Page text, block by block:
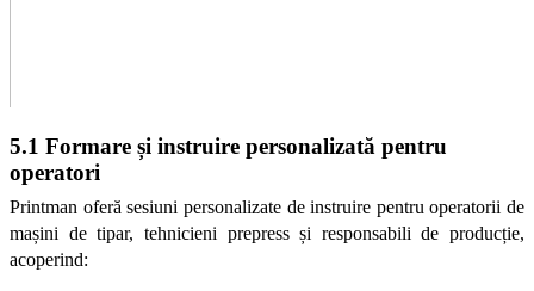
5.1 Formare și instruire personalizată pentru
operatori
Printman oferă sesiuni personalizate de instruire pentru operatorii de
mașini de tipar, tehnicieni prepress și responsabili de producție,
acoperind: